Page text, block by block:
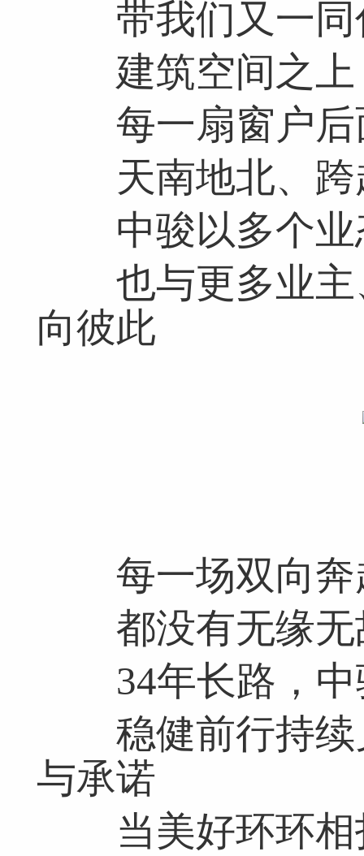
带我们又一同
建筑空间之上
每一扇窗户后
天南地北、跨
中骏以多个业
也与更多业主
向彼此
每一场双向奔
都没有无缘无
34年长路，中
稳健前行持续
与承诺
当美好环环相